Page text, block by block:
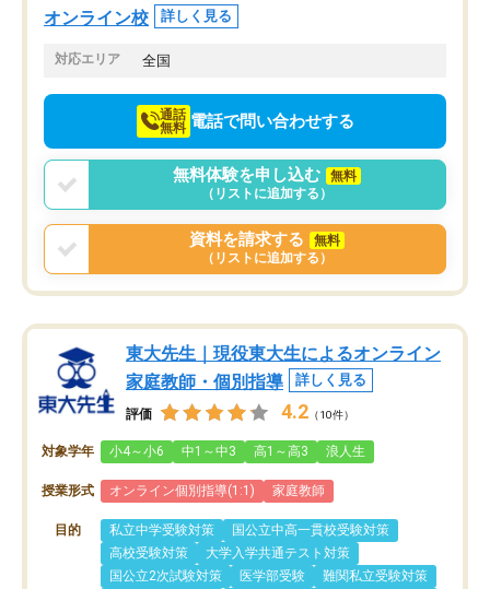
つ成績も上がり、苦手意識も無くなっ
てきたので、さらに苦手な数学も追加
でお願いしました。来年の高校受験に
オンライン校 詳しく見る
対応エリア 全国
通話
無料 電話で問い合わせする
無料体験を申し込む
無料
（リストに追加する）
資料を請求する
無料
（リストに追加する）
東大先生｜現役東大生によるオンライン
家庭教師・個別指導
詳しく見る
評価 4.2 （10件）
対象学年 小4～小6 中1～中3 高1～高3 浪人生
授業形式 オンライン個別指導(1:1) 家庭教師
目的 私立中学受験対策
国公立中高一貫校受験対策
高校受験対策
大学入学共通テスト対策
国公立2次試験対策
医学部受験
難関私立受験対策